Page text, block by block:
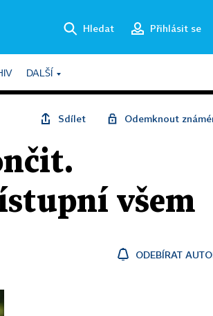
Hledat Přihlásit se
DALŠÍ
Sdílet Odemknout
všem
ODEBÍRAT